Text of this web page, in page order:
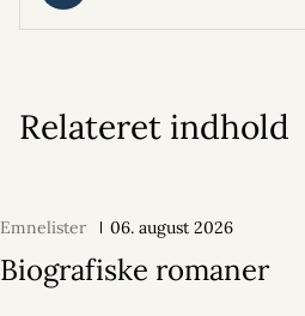
Relateret indhold
Emnelister 06. august 2026
Biografiske romaner